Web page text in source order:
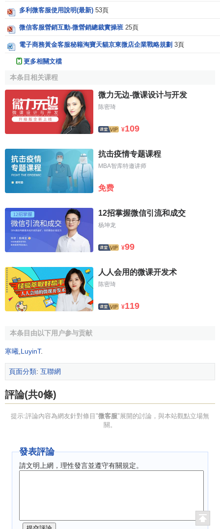
多利微客服使用說明(最新) 53頁
微信客服營銷互動-微營銷總裁實操班 25頁
電子商務黃金客服秘籍淘寶天貓京東微店企業戰略規劃 3頁
更多相關文檔
本条目相关课程
微力无边-微课设计与开发
陈密琦
¥109
抗击疫情专题课程
MBA智库特邀讲师
免费
12招掌握微信引流和成交
杨坤龙
¥99
人人会用的微课开发术
陈密琦
¥119
本条目由以下用户参与贡献
寒曦 LuyinT.
頁面分類: 互聯網
評論(共0條)
提示:評論內容為網友針對條目"微客服"展開的討論，與本站觀點立場無
關。
發表評論
請文明上網，理性發言並遵守有關規定。